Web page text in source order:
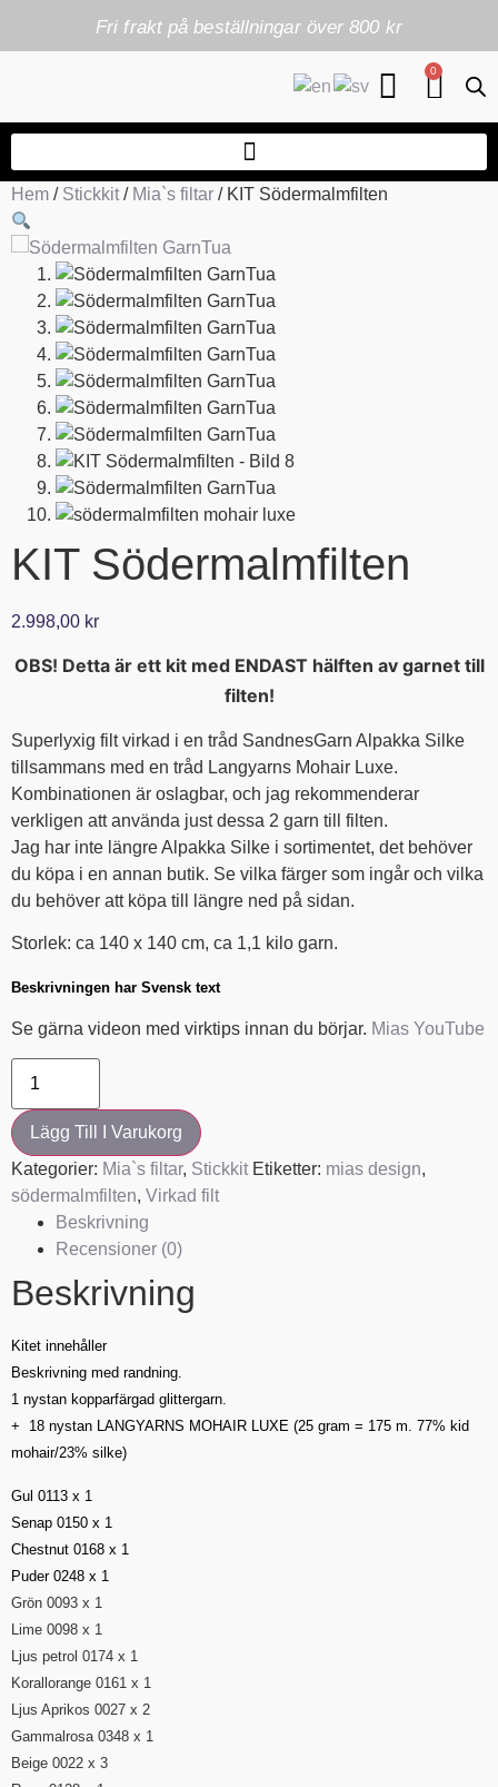
Fri frakt på beställningar över 800 kr
0
Hem / Stickkit / Mia`s filtar / KIT Södermalmfilten
KIT Södermalmfilten
2.998,00 kr
OBS! Detta är ett kit med ENDAST hälften av garnet till
filten!
Superlyxig filt virkad i en tråd SandnesGarn Alpakka Silke
tillsammans med en tråd Langyarns Mohair Luxe.
Kombinationen är oslagbar, och jag rekommenderar
verkligen att använda just dessa 2 garn till filten.
Jag har inte längre Alpakka Silke i sortimentet, det behöver
du köpa i en annan butik. Se vilka färger som ingår och vilka
du behöver att köpa till längre ned på sidan.
Storlek: ca 140 x 140 cm, ca 1,1 kilo garn.
Beskrivningen har Svensk text
Se gärna videon med virktips innan du börjar. Mias YouTube
Lägg Till I Varukorg
Kategorier: Mia`s filtar, Stickkit Etiketter: mias design,
södermalmfilten, Virkad filt
Beskrivning
Recensioner (0)
Beskrivning
Kitet innehåller
Beskrivning med randning.
1 nystan kopparfärgad glittergarn.
+ 18 nystan LANGYARNS MOHAIR LUXE (25 gram = 175 m. 77% kid
mohair/23% silke)
Gul 0113 x 1
Senap 0150 x 1
Chestnut 0168 x 1
Puder 0248 x 1
Grön 0093 x 1
Lime 0098 x 1
Ljus petrol 0174 x 1
Korallorange 0161 x 1
Ljus Aprikos 0027 x 2
Gammalrosa 0348 x 1
Beige 0022 x 3